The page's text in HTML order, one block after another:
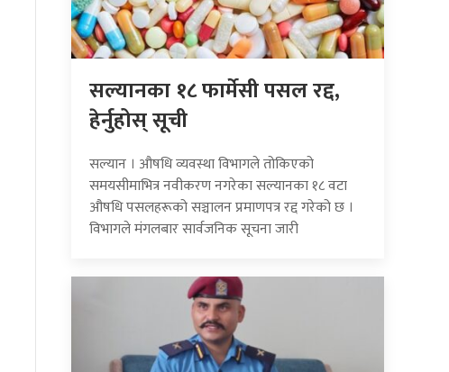
सल्यानका १८ फार्मेसी पसल रद्द,
हेर्नुहोस् सूची
सल्यान । औषधि व्यवस्था विभागले तोकिएको
समयसीमाभित्र नवीकरण नगरेका सल्यानका १८ वटा
औषधि पसलहरूको सञ्चालन प्रमाणपत्र रद्द गरेको छ ।
विभागले मंगलबार सार्वजनिक सूचना जारी